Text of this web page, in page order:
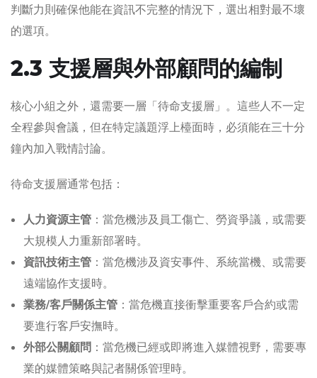
判斷力則確保他能在資訊不完整的情況下，選出相對最不壞
的選項。
2.3 支援層與外部顧問的編制
核心小組之外，還需要一層「待命支援層」。這些人不一定
全程參與會議，但在特定議題浮上檯面時，必須能在三十分
鐘內加入戰情討論。
待命支援層通常包括：
人力資源主管 ：當危機涉及員工傷亡、勞資爭議，或需要
大規模人力重新部署時。
資訊技術主管 ：當危機涉及資安事件、系統當機、或需要
遠端協作支援時。
業務/客戶關係主管 ：當危機直接衝擊重要客戶合約或需
要進行客戶安撫時。
外部公關顧問 ：當危機已經或即將進入媒體視野，需要專
業的媒體策略與記者關係管理時。